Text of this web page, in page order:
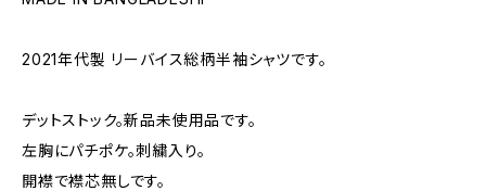
2021年代製 リーバイス総柄半袖シャツです。
デットストック。新品未使用品です。
左胸にパチポケ。刺繍入り。
開襟で襟芯無しです。